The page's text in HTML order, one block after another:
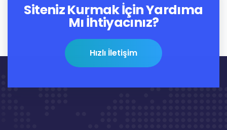
Siteniz Kurmak İçin Yardıma
Mı İhtiyacınız?
Hızlı İletişim